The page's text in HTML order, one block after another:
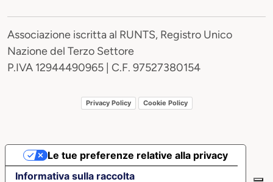
Associazione iscritta al RUNTS, Registro Unico
Nazione del Terzo Settore
P.IVA 12944490965 | C.F. 97527380154
Privacy Policy Cookie Policy
Informativa sulla raccolta
Le tue preferenze relative alla privacy